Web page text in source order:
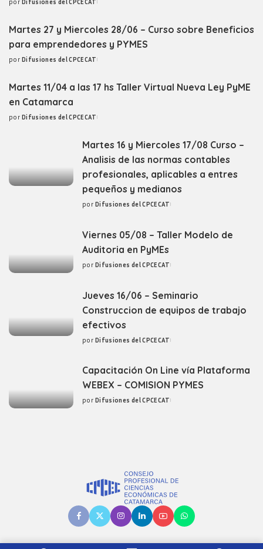
Posted
Martes 27 y Miercoles 28/06 – Curso sobre Beneficios
para emprendedores y PYMES
Posted
por Difusiones del CPCECAT
Martes 11/04 a las 17 hs Taller Virtual Nueva Ley PyME
en Catamarca
Posted
por Difusiones del CPCECAT
Martes 16 y Miercoles 17/08 Curso –
Analisis de las normas contables
profesionales, aplicables a entres
pequeños y medianos
Posted
por Difusiones del CPCECAT
Viernes 05/08 – Taller Modelo de
Auditoria en PyMEs
Posted
por Difusiones del CPCECAT
Jueves 16/06 – Seminario
Construccion de equipos de trabajo
efectivos
Posted
por Difusiones del CPCECAT
Capacitación On Line vía Plataforma
WEBEX – COMISION PYMES
Posted
por Difusiones del CPCECAT